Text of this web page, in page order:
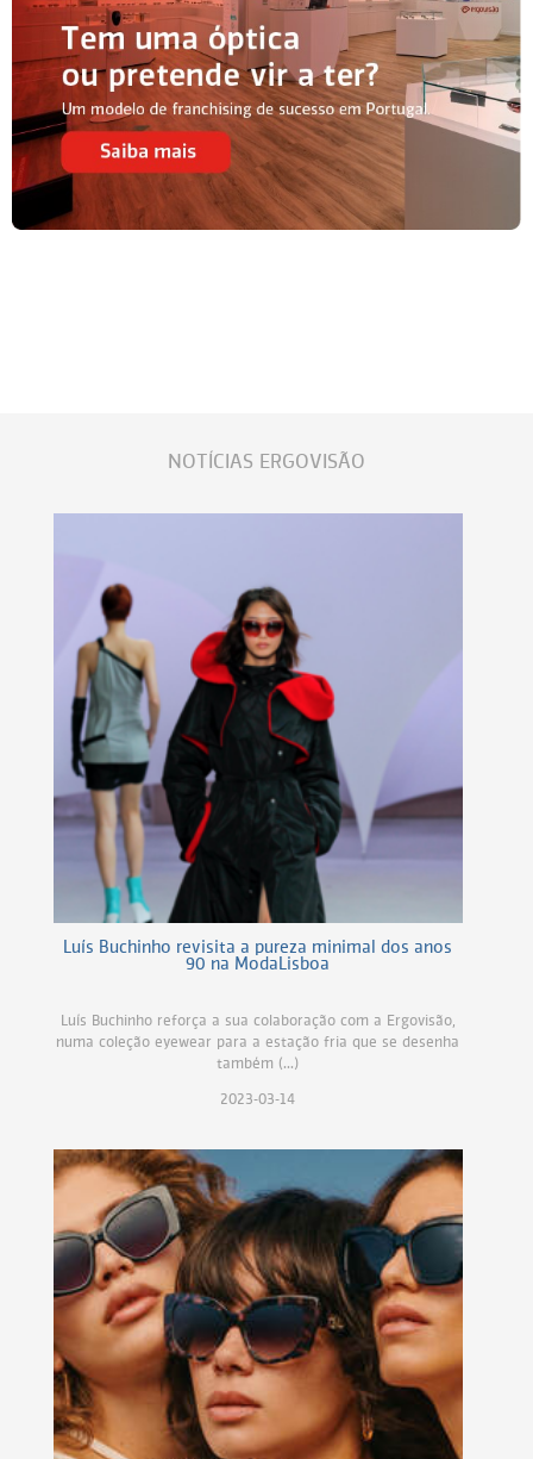
NOTÍCIAS ERGOVISÃO
Luís Buchinho revisita a pureza minimal dos anos
90 na ModaLisboa
Luís Buchinho reforça a sua colaboração com a Ergovisão,
numa coleção eyewear para a estação fria que se desenha
também (...)
2023-03-14